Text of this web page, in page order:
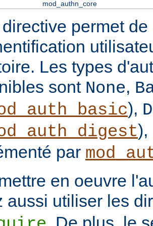
mod_authn_core
permet
Les types
sont None,
),
par
en oeuvre
aussi utiliser les